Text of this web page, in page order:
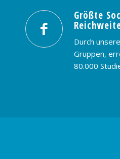
PREISE & BUCHUNG
Größte
Durch
Gruppen,
80.000